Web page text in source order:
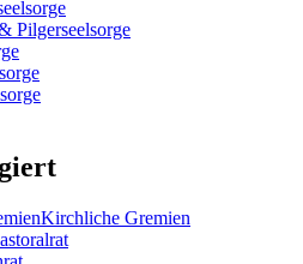
Pilgerseelsorge
Kirchliche Gremien